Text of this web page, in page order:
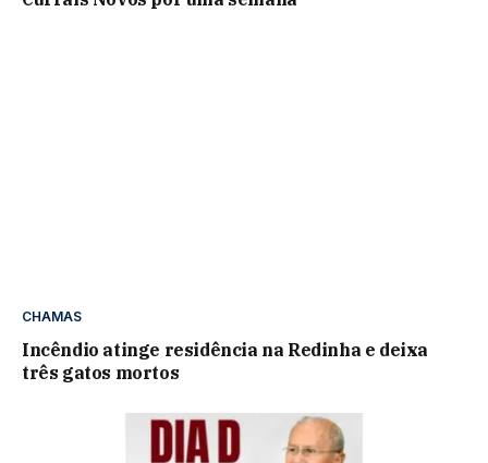
CHAMAS
Incêndio atinge residência na Redinha e deixa
três gatos mortos